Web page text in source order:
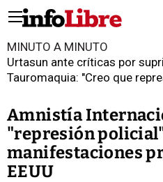
MINUTO A MINUTO
Urtasun ante críticas por
Tauromaquia: "Creo que
Amnistía
"represión
manifestaciones
EEUU